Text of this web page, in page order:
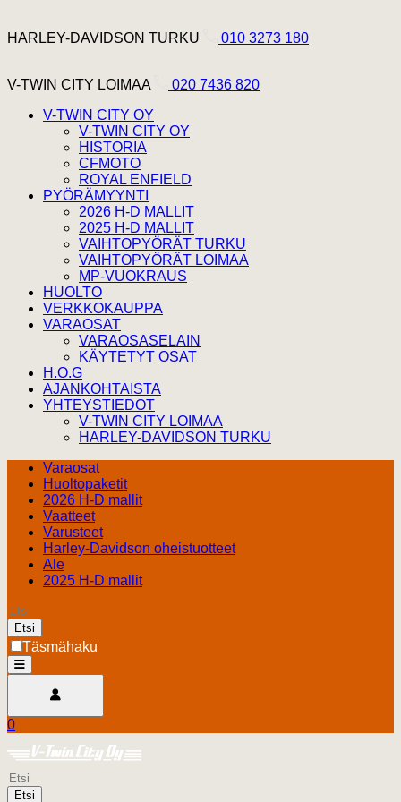
HARLEY-DAVIDSON TURKU
010 3273 180
V-TWIN CITY LOIMAA
020 7436 820
V-TWIN CITY OY
V-TWIN CITY OY
HISTORIA
CFMOTO
ROYAL ENFIELD
PYÖRÄMYYNTI
2026 H-D MALLIT
2025 H-D MALLIT
VAIHTOPYÖRÄT TURKU
VAIHTOPYÖRÄT LOIMAA
MP-VUOKRAUS
HUOLTO
VERKKOKAUPPA
VARAOSAT
VARAOSASELAIN
KÄYTETYT OSAT
H.O.G
AJANKOHTAISTA
YHTEYSTIEDOT
V-TWIN CITY LOIMAA
HARLEY-DAVIDSON TURKU
Varaosat
Huoltopaketit
2026 H-D mallit
Vaatteet
Varusteet
Harley-Davidson oheistuotteet
Ale
2025 H-D mallit
Etsi
Täsmähaku
open
Ostoskori
0.00 €
0
Harley Davidson Turku
Etsi